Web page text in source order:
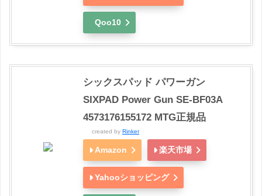
Qoo10
シックスパッド パワーガン
SIXPAD Power Gun SE-BF03A
4573176155172 MTG正規品
created by Rinker
Amazon 楽天市場
Yahooショッピング